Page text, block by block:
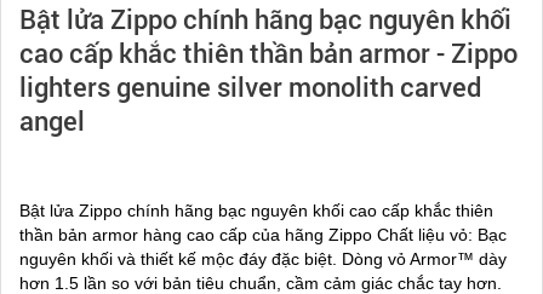
Bật lửa Zippo chính hãng bạc nguyên khối
cao cấp khắc thiên thần bản armor - Zippo
lighters genuine silver monolith carved
angel
Bật lửa Zippo chính hãng bạc nguyên khối cao cấp khắc thiên
thần bản armor hàng cao cấp của hãng Zippo Chất liệu vỏ: Bạc
nguyên khối và thiết kế mộc đáy đặc biệt. Dòng vỏ Armor™ dày
hơn 1.5 lần so với bản tiêu chuẩn, cầm cảm giác chắc tay hơn.